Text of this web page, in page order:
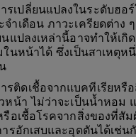
รเปลี่ยนแปลงในระดับฮอ
จำเดือน ภาวะเครียดต่าง
นแปลงเหล่านี้อาจทำให้เกิ
ในหน้าได้ ซึ่งเป็นสาเหตุห
รติดเชื้อจากแบคทีเรียหรื
หน้า ไม่ว่าจะเป็นน้ำหอม
อเชื้อโรคจากสิ่งของที่สั
ารอักเสบและอุดตันได้เช่น